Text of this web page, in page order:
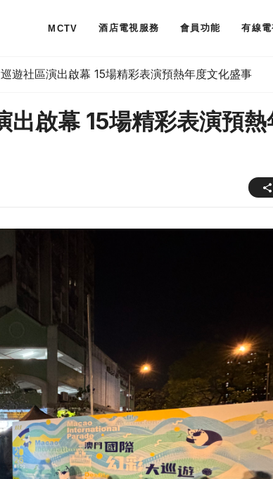
MCTV 酒店電視服務 會員功能 有線
遊社區演出啟幕 15場精彩表演預熱年度文化盛事
啟幕 15場精彩表演預熱